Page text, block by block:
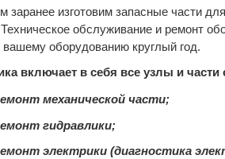
заранее изготовим запасные части
обслуживание и ремонт
вашему оборудованию круглый год.
включает в себя все узлы и
механической части;
гидравлики;
электрики (диагностика